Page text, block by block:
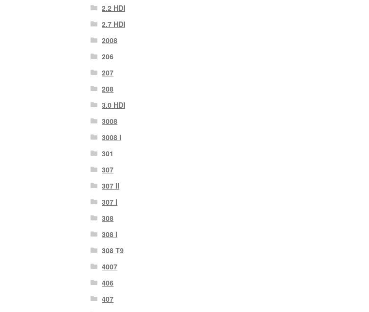
2.2 HDI
2.7 HDI
2008
206
207
208
3.0 HDI
3008
3008 Ι
301
307
307 II
307 Ι
308
308 Ι
308 Τ9
4007
406
407